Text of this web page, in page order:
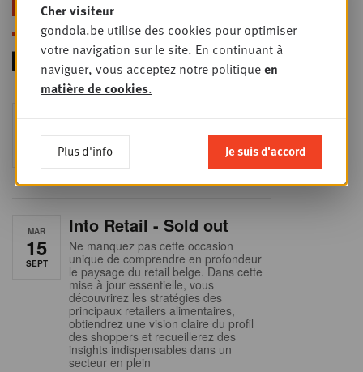
9
business planning
Intro to Negotiation: Succes aan de
onderhandelingstafel is geen toeval!
MAR
15
SEPT
Into Retail - Sold out
Ne manquez pas cette occasion
unique de comprendre en profondeur
le paysage du retail belge. Dans cette
mise à jour essentielle, vous
découvrirez les stratégies des
principaux retailers alimentaires,
obtiendrez une vision claire du profil
des shoppers et recueillerez des
insights indispensables dans un
secteur en plein
Cher visiteur
gondola.be utilise des cookies pour optimiser
votre navigation sur le site. En continuant à
naviguer, vous acceptez notre politiqueen
matière de cookies.
Plus d'info Je suis d'accord